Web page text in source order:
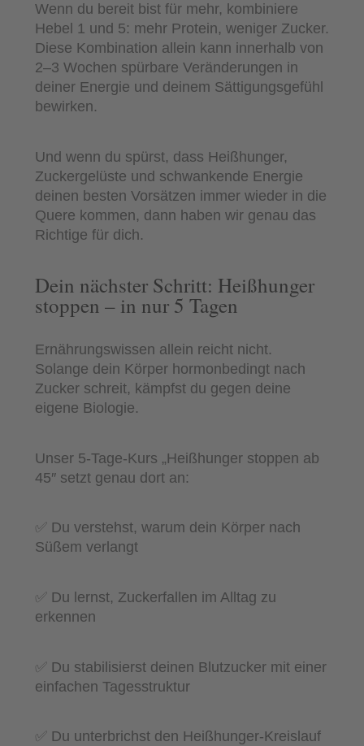
Wenn du bereit bist für mehr, kombiniere
Hebel 1 und 5: mehr Protein, weniger Zucker.
Diese Kombination allein kann innerhalb von
2–3 Wochen spürbare Veränderungen in
deiner Energie und deinem Sättigungsgefühl
bewirken.
Und wenn du spürst, dass Heißhunger,
Zuckergelüste und schwankende Energie
deinen besten Vorsätzen immer wieder in die
Quere kommen, dann haben wir genau das
Richtige für dich.
Dein nächster Schritt: Heißhunger
stoppen – in nur 5 Tagen
Ernährungswissen allein reicht nicht.
Solange dein Körper hormonbedingt nach
Zucker schreit, kämpfst du gegen deine
eigene Biologie.
Unser 5-Tage-Kurs „Heißhunger stoppen ab
45″ setzt genau dort an:
✅ Du verstehst, warum dein Körper nach
Süßem verlangt
✅ Du lernst, Zuckerfallen im Alltag zu
erkennen
✅ Du stabilisierst deinen Blutzucker mit einer
einfachen Tagesstruktur
✅ Du unterbrichst den Heißhunger-Kreislauf